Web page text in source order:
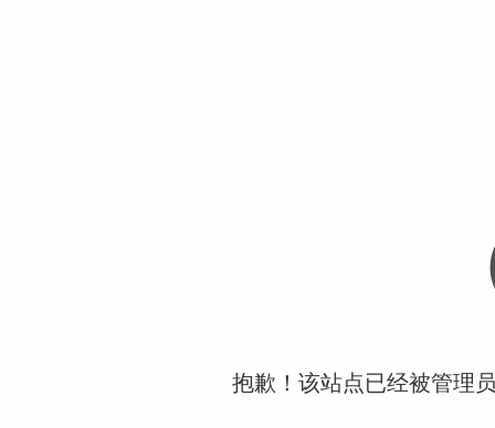
抱歉！该站点已经被管理